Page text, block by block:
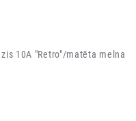
10A "Retro"/matēta melna